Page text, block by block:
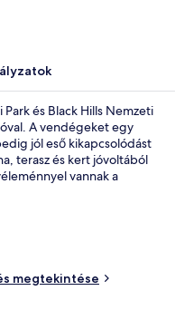
és Black Hills Nemzeti
A vendégeket egy
jól eső kikapcsolódást
terasz és kert jóvoltából
vannak a
megtekintése